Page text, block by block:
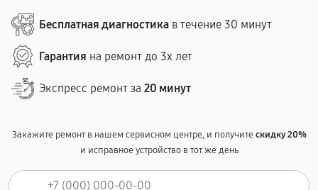
Бесплатная диагностика в течение 30 минут
Гарантия на ремонт до 3х лет
Экспресс ремонт за 20 минут
Закажите ремонт в нашем сервисном центре, и получитескидку 20%
и исправное устройство в тот же день